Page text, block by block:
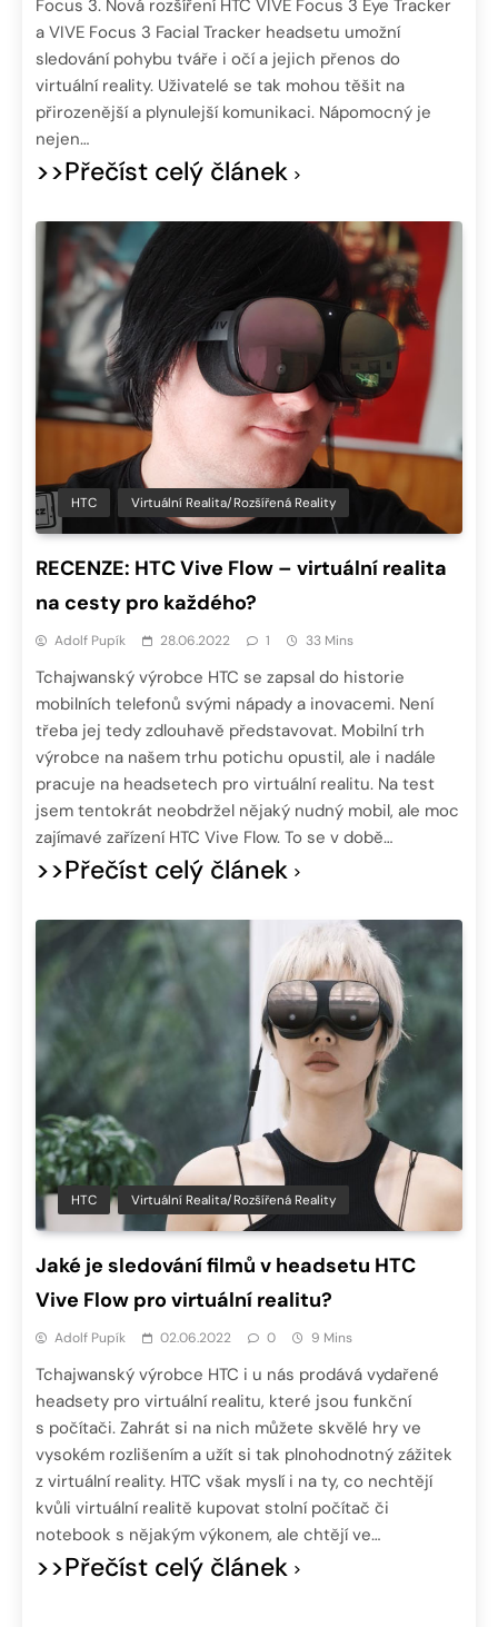
Focus 3. Nová rozšíření HTC VIVE Focus 3 Eye Tracker
a VIVE Focus 3 Facial Tracker headsetu umožní
sledování pohybu tváře i očí a jejich přenos do
virtuální reality. Uživatelé se tak mohou těšit na
přirozenější a plynulejší komunikaci. Nápomocný je
nejen…
>>Přečíst celý článek
HTC Virtuální Realita/Rozšířená Reality
RECENZE: HTC Vive Flow – virtuální realita
na cesty pro každého?
Adolf Pupík 28.06.2022 1 33 Mins
Tchajwanský výrobce HTC se zapsal do historie
mobilních telefonů svými nápady a inovacemi. Není
třeba jej tedy zdlouhavě představovat. Mobilní trh
výrobce na našem trhu potichu opustil, ale i nadále
pracuje na headsetech pro virtuální realitu. Na test
jsem tentokrát neobdržel nějaký nudný mobil, ale moc
zajímavé zařízení HTC Vive Flow. To se v době…
>>Přečíst celý článek
HTC Virtuální Realita/Rozšířená Reality
Jaké je sledování filmů v headsetu HTC
Vive Flow pro virtuální realitu?
Adolf Pupík 02.06.2022 0 9 Mins
Tchajwanský výrobce HTC i u nás prodává vydařené
headsety pro virtuální realitu, které jsou funkční
s počítači. Zahrát si na nich můžete skvělé hry ve
vysokém rozlišením a užít si tak plnohodnotný zážitek
z virtuální reality. HTC však myslí i na ty, co nechtějí
kvůli virtuální realitě kupovat stolní počítač či
notebook s nějakým výkonem, ale chtějí ve…
>>Přečíst celý článek